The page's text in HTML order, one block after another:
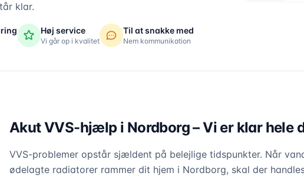
klar.
Høj service
Vi går op i kvalitet
Til at snakke med
Nem kommunikation
Akut VVS-hjælp i Nordborg – Vi er klar hele
VVS-problemer opstår sjældent på belejlige tidspunkter. Når
ødelagte radiatorer rammer dit hjem i Nordborg, skal der